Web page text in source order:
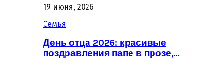
19 июня, 2026
Семья
День отца 2026: красивые
поздравления папе в прозе,…